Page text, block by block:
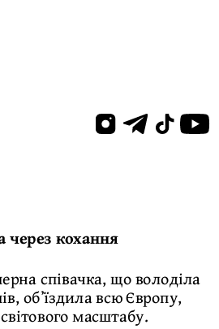
через кохання
співачка, що володіла
обʼїздила всю Європу,
масштабу.